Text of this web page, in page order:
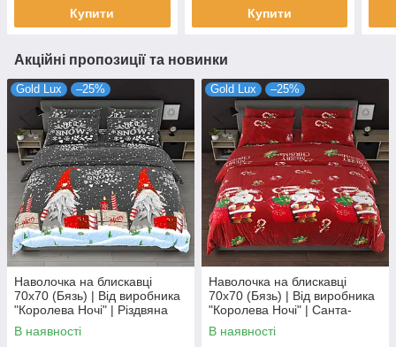
Купити Купити
Акційні пропозиції та новинки
Gold Lux –25%
Наволочка на блискавці
70х70 (Бязь) | Від виробника
"Королева Ночі" | Різдвяна
абстракція
В наявності
Gold Lux –25%
Наволочка на блискавці
70х70 (Бязь) | Від виробника
"Королева Ночі" | Санта-
Клаус з подарунками на
червоному
В наявності